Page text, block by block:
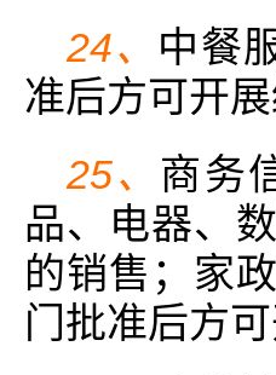
24、 中餐
准后方可开
25、 商务
品、电器、
的销售；家
门批准后方